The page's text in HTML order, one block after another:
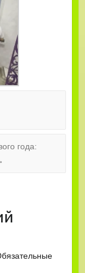
года: